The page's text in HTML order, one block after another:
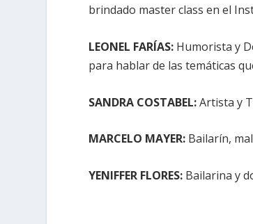
brindado master class en el
LEONEL FARÍAS: Humorista y
para hablar de las temáticas
SANDRA COSTABEL:Artista y
MARCELO MAYER: Bailarín,
YENIFFER FLORES: Bailarina y